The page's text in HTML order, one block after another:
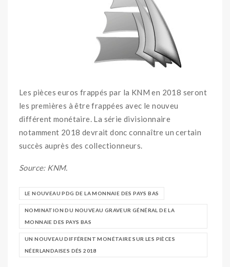
Les pièces euros frappés par la KNM en 2018 seront
les premières à être frappées avec le nouveu
différent monétaire. La série divisionnaire
notamment 2018 devrait donc connaître un certain
succès auprès des collectionneurs.
Source: KNM.
LE NOUVEAU PDG DE LA MONNAIE DES PAYS BAS
NOMINATION DU NOUVEAU GRAVEUR GÉNÉRAL DE LA
MONNAIE DES PAYS BAS
UN NOUVEAU DIFFÉRENT MONÉTAIRE SUR LES PIÈCES
NÉERLANDAISES DÉS 2018